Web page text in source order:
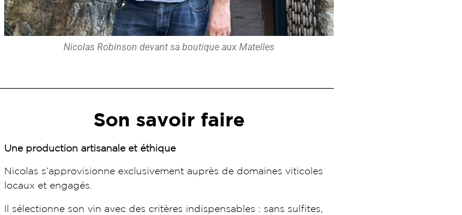
Nicolas Robinson devant sa boutique aux Matelles
Son savoir faire
Une production artisanale et éthique
Nicolas s’approvisionne exclusivement auprès de domaines viticoles
locaux et engagés.
Il sélectionne son vin avec des critères indispensables : sans sulfites,